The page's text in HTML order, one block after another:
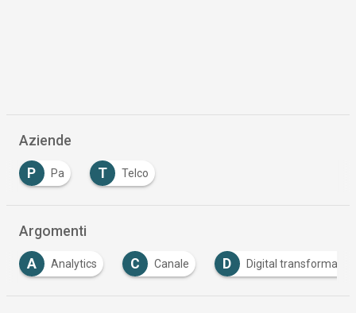
Aziende
P Pa T Telco
Argomenti
A Analytics C Canale D Digital transformation